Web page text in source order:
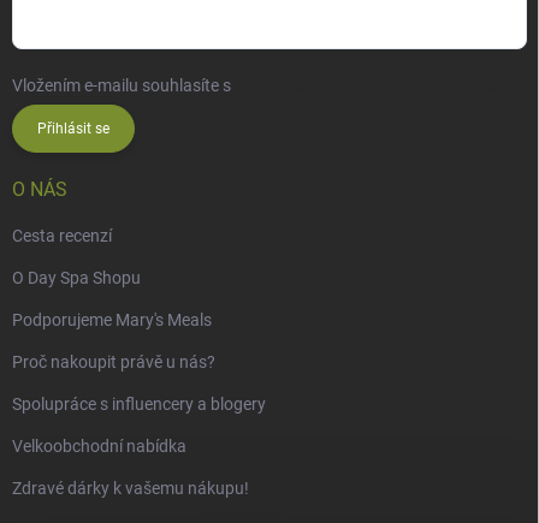
Vložením e-mailu souhlasíte s
Přihlásit se
O NÁS
Cesta recenzí
O Day Spa Shopu
Podporujeme Mary's Meals
Proč nakoupit právě u nás?
Spolupráce s influencery a blogery
Velkoobchodní nabídka
Zdravé dárky k vašemu nákupu!